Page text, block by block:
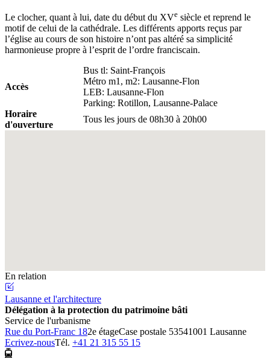
Le clocher, quant à lui, date du début du XVe siècle et reprend le
motif de celui de la cathédrale. Les différents apports reçus par
l’église au cours de son histoire n’ont pas altéré sa simplicité
harmonieuse propre à l’esprit de l’ordre franciscain.
Accès
Bus tl: Saint-François
Métro m1, m2: Lausanne-Flon
LEB: Lausanne-Flon
Parking: Rotillon, Lausanne-Palace
Horaire
d'ouverture
Tous les jours de 08h30 à 20h00
En relation
Lausanne et l'architecture
Délégation à la protection du patrimoine bâti
Service de l'urbanisme
Rue du Port-Franc 182e étageCase postale 53541001 Lausanne
Ecrivez-nousTél. +41 21 315 55 15